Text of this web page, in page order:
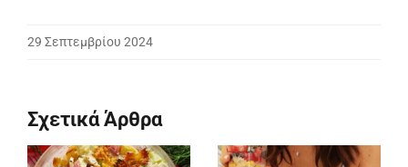
29 Σεπτεμβρίου 2024
Σχετικά Άρθρα